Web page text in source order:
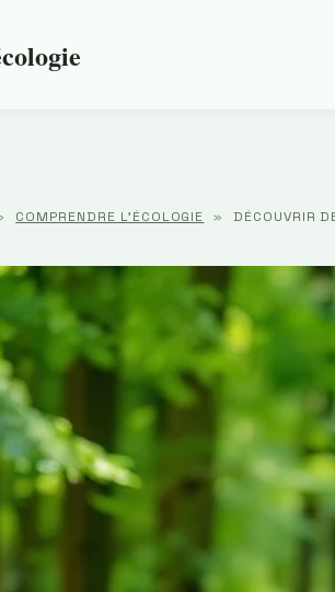
COMPRENDRE L'ÉCOLOGIE » DÉCOUVRIR